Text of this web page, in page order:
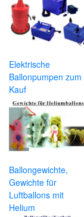
Elektrische
Ballonpumpen zum
Kauf
Ballongewichte,
Gewichte für
Luftballons mit
Helium